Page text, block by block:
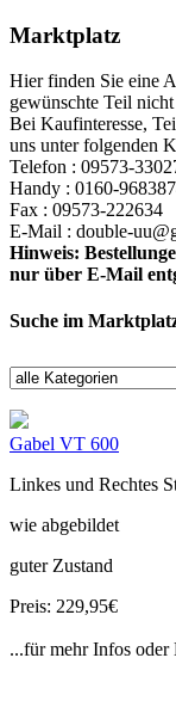
Marktplatz
Hier finden Sie eine
gewünschte Teil
Bei Kaufinteresse,
uns unter folgenden
Telefon : 09573-
Handy : 0160-
Fax : 09573-222634
E-Mail : double-
Hinweis:
nur über E-Mail
Suche im
Gabel VT 600
Linkes und Rechtes
wie abgebildet
guter Zustand
Preis: 229,95€
...für mehr Infos oder